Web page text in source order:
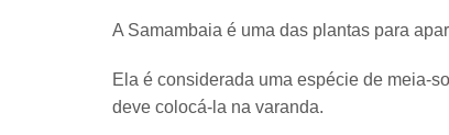
A Samambaia é uma das plantas para
Ela é considerada uma espécie de meia-
deve colocá-la na varanda.